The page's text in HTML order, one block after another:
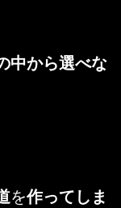
中から選べな
を作ってしま